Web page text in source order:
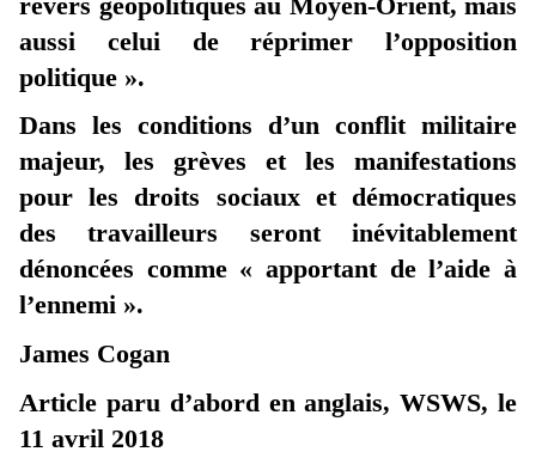
aussi celui de réprimer l’opposition
politique ».
Dans les conditions d’un conflit militaire
majeur, les grèves et les manifestations
pour les droits sociaux et démocratiques
des travailleurs seront inévitablement
dénoncées comme « apportant de l’aide à
l’ennemi ».
James Cogan
Article paru d’abord en anglais, WSWS, le
11 avril 2018